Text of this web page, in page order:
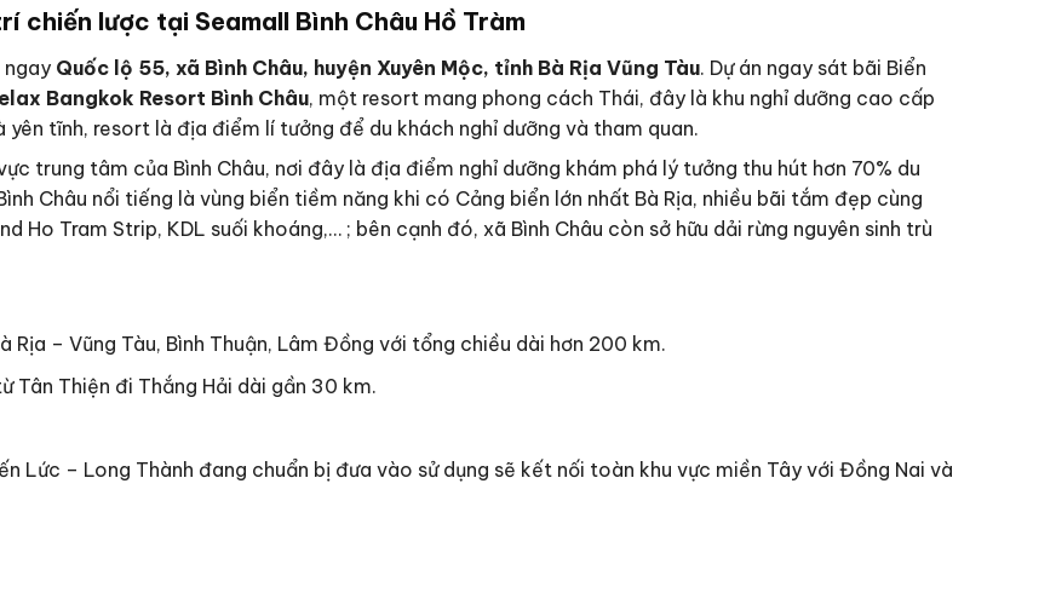
chiến lược tại Seamall Bình Châu Hồ Tràm
Quốc lộ 55, xã Bình Châu, huyện Xuyên Mộc, tỉnh Bà Rịa Vũng Tàu. Dự án ngay sát bãi Biển
Bangkok Resort Bình Châu, một resort mang phong cách Thái, đây là khu nghỉ dưỡng cao cấp
tĩnh, resort là địa điểm lí tưởng để du khách nghỉ dưỡng và tham quan.
trung tâm của Bình Châu, nơi đây là địa điểm nghỉ dưỡng khám phá lý tưởng thu hút hơn 70% du
Châu nổi tiếng là vùng biển tiềm năng khi có Cảng biển lớn nhất Bà Rịa, nhiều bãi tắm đẹp cùng
Ho Tram Strip, KDL suối khoáng,… ; bên cạnh đó, xã Bình Châu còn sở hữu dải rừng nguyên sinh trù
– Vũng Tàu, Bình Thuận, Lâm Đồng với tổng chiều dài hơn 200 km.
Tân Thiện đi Thắng Hải dài gần 30 km.
Lức – Long Thành đang chuẩn bị đưa vào sử dụng sẽ kết nối toàn khu vực miền Tây với Đồng Nai và